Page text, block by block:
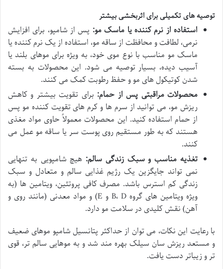
توصیه های تکمیلی برای اثربخشی بیشتر
استفاده از نرم کننده یا ماسک مو: پس از شامپو، برای افزایش
نرمی، لطافت و محافظت از ساقه مو، استفاده از یک نرم کننده یا
ماسک مو مناسب با نوع موی خود، به ویژه برای موهای بلند یا
آسیب دیده، بسیار توصیه می شود. این محصولات به بسته
شدن کوتیکول های مو و حفظ رطوبت کمک می کنند.
محصولات مراقبتی پس از حمام: برای تقویت بیشتر و کاهش
ریزش مو، می توانید از سرم ها و کرم های تقویت کننده مو پس
از حمام استفاده کنید. این محصولات معمولاً حاوی مواد مغذی
هستند که به طور مستقیم روی پوست سر یا ساقه مو عمل می
کنند.
تغذیه مناسب و سبک زندگی سالم: هیچ شامپویی به تنهایی
نمی تواند جایگزین یک رژیم غذایی سالم و متعادل و سبک
زندگی کم استرس باشد. مصرف کافی پروتئین، ویتامین ها (به
ویژه ویتامین های گروه B، D و E) و مواد معدنی (مانند روی و
آهن) نقش کلیدی در سلامت مو دارد.
با رعایت این نکات، می توان از حداکثر پتانسیل شامپو موهای ضعیف
و مستعد ریزش سان سیلک بهره مند شد و به موهایی سالم تر، قوی
تر و زیباتر دست یافت.